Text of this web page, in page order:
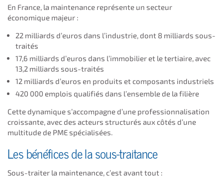
En France, la maintenance représente un secteur
économique majeur :
22 milliards d’euros dans l’industrie, dont 8 milliards sous-
traités
17,6 milliards d’euros dans l’immobilier et le tertiaire, avec
13,2 milliards sous-traités
12 milliards d’euros en produits et composants industriels
420 000 emplois qualifiés dans l’ensemble de la filière
Cette dynamique s’accompagne d’une professionnalisation
croissante, avec des acteurs structurés aux côtés d’une
multitude de PME spécialisées.
Les bénéfices de la sous-traitance
Sous-traiter la maintenance, c’est avant tout :